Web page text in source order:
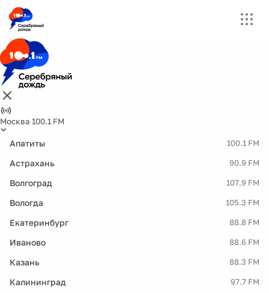
Москва 100.1 FM
Апатиты 100.1 FM
Астрахань 90.9 FM
Волгоград 107.9 FM
Вологда 105.3 FM
Екатеринбург 88.8 FM
Иваново 88.6 FM
Казань 88.3 FM
Калининград 97.7 FM